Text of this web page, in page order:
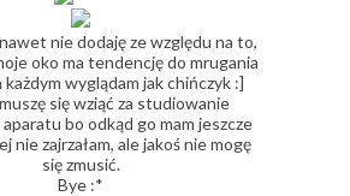
nie dodaję ze względu na to,
oko ma tendencję do mrugania
każdym wyglądam jak chińczyk :]
się wziąć za studiowanie
bo odkąd go mam jeszcze
nie zajrzałam, ale jakoś nie mogę
się zmusić.
Bye :*